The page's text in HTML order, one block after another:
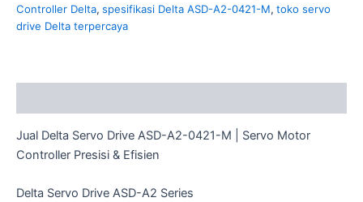
Controller Delta, spesifikasi Delta ASD-A2-0421-M, toko servo
drive Delta terpercaya
Jual Delta Servo Drive ASD-A2-0421-M | Servo Motor
Controller Presisi & Efisien
Delta Servo Drive ASD-A2 Series